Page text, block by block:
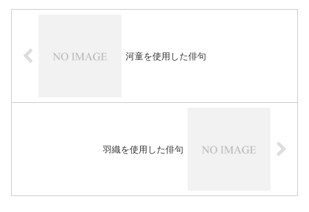
河童を使用した俳句
羽織を使用した俳句